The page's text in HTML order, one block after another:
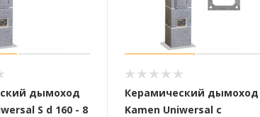
дымоход
S d 160 - 8
Керамический дымоход
Kamen Uniwersal с